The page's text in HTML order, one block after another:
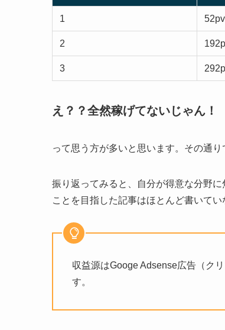
1 52pv
2
3
え？？全然稼げてないじゃん！
って思う方が多いと思います。その通
振り返ってみると、自分が得意な分野
ことを目指した記事はほとんど書いて
収益源はGooge Adsense広告（ク
す。